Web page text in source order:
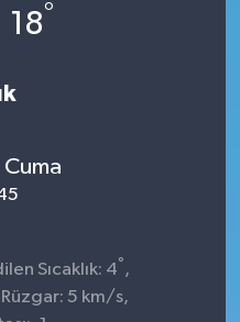
18°
Sıcaklık: 4° ,
Rüzgar: 5 km/s,